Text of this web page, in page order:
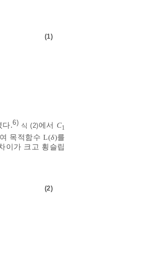
(1)
다.6) 식 (2)에서 C1
목적함수 L(δ)를
이가 크고 횡슬립
(2)